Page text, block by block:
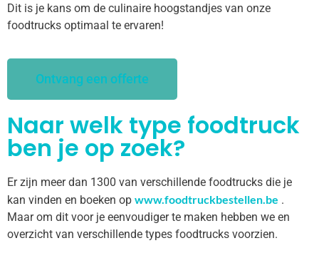
Dit is je kans om de culinaire hoogstandjes van onze
foodtrucks optimaal te ervaren!
Ontvang een offerte
Naar welk type foodtruck
ben je op zoek?
Er zijn meer dan 1300 van verschillende foodtrucks die je
kan vinden en boeken op www.foodtruckbestellen.be .
Maar om dit voor je eenvoudiger te maken hebben we en
overzicht van verschillende types foodtrucks voorzien.